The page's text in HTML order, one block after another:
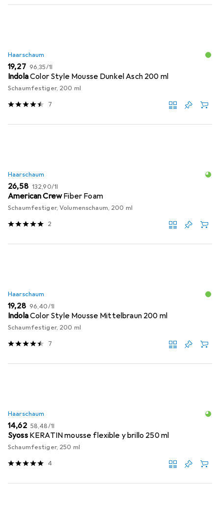
Haarschaum
EUR
19,27 EUR
96,35/1l
IndolaColor Style Mousse Dunkel Asch 200 ml
Schaumfestiger, 200 ml
7
Haarschaum
EUR
26,58 EUR
132,90/1l
American CrewFiber Foam
Schaumfestiger, Volumenschaum, 200 ml
2
Haarschaum
EUR
19,28 EUR
96,40/1l
IndolaColor Style Mousse Mittelbraun 200 ml
Schaumfestiger, 200 ml
7
Haarschaum
EUR
14,62 EUR
58,48/1l
Syoss KERATIN mousse flexible y brillo 250 ml
Schaumfestiger, 250 ml
4